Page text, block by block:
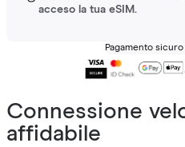
acceso la tua eSIM.
Pagamento sicuro
Connessione
affidabile